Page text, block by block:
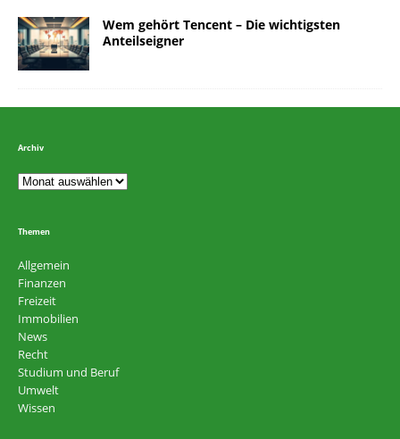
Wem gehört Tencent – Die wichtigsten
Anteilseigner
Archiv
Themen
Allgemein
Finanzen
Freizeit
Immobilien
News
Recht
Studium und Beruf
Umwelt
Wissen